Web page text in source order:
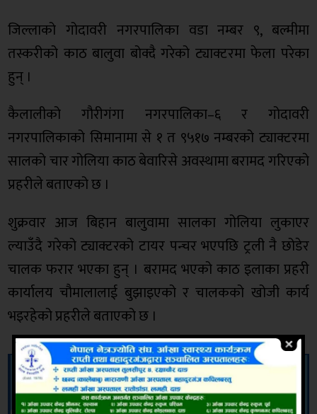
जिल्लाको गोदावरी नगरपालिका वडा नम्बर ९, बल्मीमा
तस्करीको काठ बालुवा बोक्दै गरेको ट्याक्टरमा फेला परेका
हुन् ।
कैलालीको गौरीगंगा नगरपालिका–६ र गोदावरी
नगरपालिकाको सिमानामा से १ त ९५१७ नम्बरको ट्याक्टरमा
सालको चार गोलिया काठ बेवारिसे अवस्थामा बरामद गरिएको
प्रहरीले बताएको छ ।
शुक्रवार आज बिहान बालुवामा सालका गोलिया लुकाएर
ल्याउँदै गरेको ट्याक्टरको टायर पन्चर भएपछि ट्रली नै छोडेर
चालक फरार भएका हुन् । बरामद भएको काठ इलाका प्रहरी
कार्यालय चौमालालाई बुझाइएको र चालकको खोजी कार्य
भइरहेको प्रहरीले बताएको छ ।